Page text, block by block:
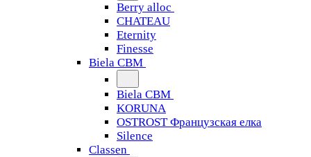
Berry alloc
CHATEAU
Eternity
Finesse
Biela CBM
Biela CBM
KORUNA
OSTROST Французская елка
Silence
Classen